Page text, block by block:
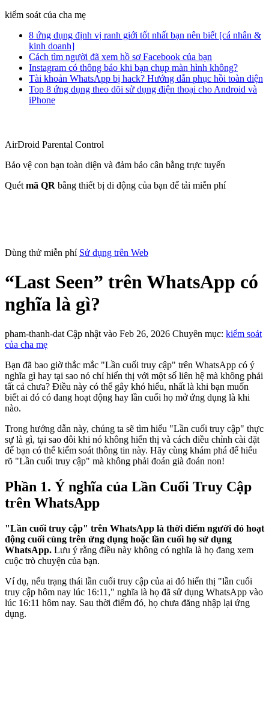
kiểm soát của cha mẹ
8 ứng dụng định vị ranh giới tốt nhất bạn nên biết [cá nhân &
kinh doanh]
Cách tìm người đã xem hồ sơ Facebook của bạn
Instagram có thông báo khi bạn chụp màn hình không?
Tài khoản WhatsApp bị hack? Hướng dẫn phục hồi toàn diện
Top 8 ứng dụng theo dõi sử dụng điện thoại cho Android và
iPhone
AirDroid Parental Control
Bảo vệ con bạn toàn diện và đảm bảo cân bằng trực tuyến
Quét mã QR bằng thiết bị di động của bạn để tải miễn phí
Dùng thử miễn phí Sử dụng trên Web
“Last Seen” trên WhatsApp có
nghĩa là gì?
pham-thanh-dat Cập nhật vào Feb 26, 2026 Chuyên mục: kiểm soát
của cha mẹ
Bạn đã bao giờ thắc mắc "Lần cuối truy cập" trên WhatsApp có ý
nghĩa gì hay tại sao nó chỉ hiển thị với một số liên hệ mà không phải
tất cả chưa? Điều này có thể gây khó hiểu, nhất là khi bạn muốn
biết ai đó có đang hoạt động hay lần cuối họ mở ứng dụng là khi
nào.
Trong hướng dẫn này, chúng ta sẽ tìm hiểu "Lần cuối truy cập" thực
sự là gì, tại sao đôi khi nó không hiển thị và cách điều chỉnh cài đặt
để bạn có thể kiểm soát thông tin này. Hãy cùng khám phá để hiểu
rõ "Lần cuối truy cập" mà không phải đoán già đoán non!
Phần 1. Ý nghĩa của Lần Cuối Truy Cập
trên WhatsApp
"Lần cuối truy cập" trên WhatsApp là thời điểm người đó hoạt
động cuối cùng trên ứng dụng hoặc lần cuối họ sử dụng
WhatsApp. Lưu ý rằng điều này không có nghĩa là họ đang xem
cuộc trò chuyện của bạn.
Ví dụ, nếu trạng thái lần cuối truy cập của ai đó hiển thị "lần cuối
truy cập hôm nay lúc 16:11," nghĩa là họ đã sử dụng WhatsApp vào
lúc 16:11 hôm nay. Sau thời điểm đó, họ chưa đăng nhập lại ứng
dụng.